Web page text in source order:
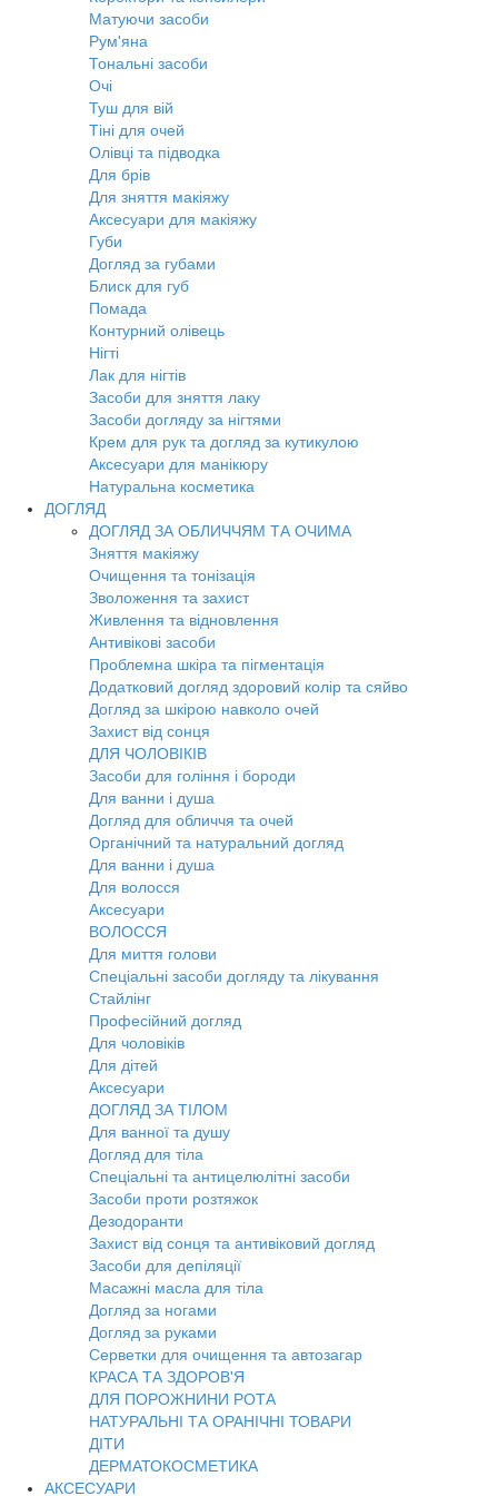
Матуючи засоби
Рум'яна
Тональні засоби
Очі
Туш для вій
Тіні для очей
Олівці та підводка
Для брів
Для зняття макіяжу
Аксесуари для макіяжу
Губи
Догляд за губами
Блиск для губ
Помада
Контурний олівець
Нігті
Лак для нігтів
Засоби для зняття лаку
Засоби догляду за нігтями
Крем для рук та догляд за кутикулою
Аксесуари для манікюру
Натуральна косметика
ДОГЛЯД
ДОГЛЯД ЗА ОБЛИЧЧЯМ ТА ОЧИМА
Зняття макіяжу
Очищення та тонізація
Зволоження та захист
Живлення та відновлення
Антивікові засоби
Проблемна шкіра та пігментація
Додатковий догляд здоровий колір та сяйво
Догляд за шкірою навколо очей
Захист від сонця
ДЛЯ ЧОЛОВІКІВ
Засоби для гоління і бороди
Для ванни і душа
Догляд для обличчя та очей
Органічний та натуральний догляд
Для ванни і душа
Для волосся
Аксесуари
ВОЛОССЯ
Для миття голови
Спеціальні засоби догляду та лікування
Стайлінг
Професійний догляд
Для чоловіків
Для дітей
Аксесуари
ДОГЛЯД ЗА ТІЛОМ
Для ванної та душу
Догляд для тіла
Спеціальні та антицелюлітні засоби
Засоби проти розтяжок
Дезодоранти
Захист від сонця та антивіковий догляд
Засоби для депіляції
Масажні масла для тіла
Догляд за ногами
Догляд за руками
Серветки для очищення та автозагар
КРАСА ТА ЗДОРОВ'Я
ДЛЯ ПОРОЖНИНИ РОТА
НАТУРАЛЬНІ ТА ОРАНІЧНІ ТОВАРИ
ДІТИ
ДЕРМАТОКОСМЕТИКА
АКСЕСУАРИ